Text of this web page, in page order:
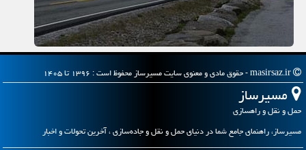
مسیرساز
حمل و نقل و راهسازی
مسیرساز، راهنمای جامع شما در دنیای حمل و نقل و جاده‌سازی ، آخرین تحولات و اخبار